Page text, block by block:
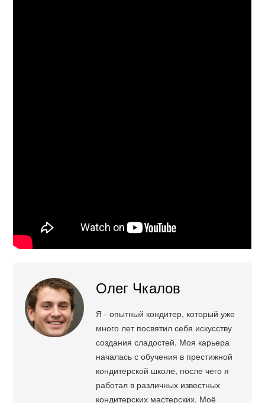
Олег Чкалов
Я - опытный кондитер, который уже
много лет посвятил себя искусству
создания сладостей. Моя карьера
началась с обучения в престижной
кондитерской школе, после чего я
работал в различных известных
кондитерских мастерских. Моё